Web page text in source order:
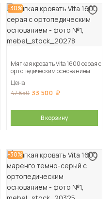
-30%
Мягкая кровать Vita 1600 серая с
ортопедическим основанием
Цена
47 850 33 500
В корзину
-30%